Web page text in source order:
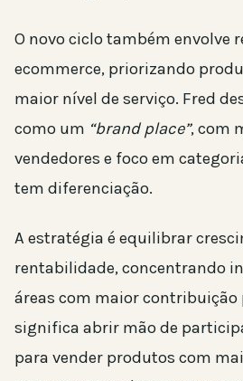
O novo ciclo também envolve
ecommerce, priorizando
maior nível de serviço. Fred
como um “brand place”, com
vendedores e foco em
tem diferenciação.
A estratégia é equilibrar
rentabilidade, concentrando
áreas com maior contribuição
significa abrir mão de
para vender produtos com